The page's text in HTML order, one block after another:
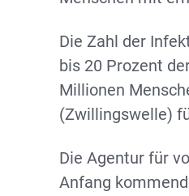
Die Zahl der
bis 20 Prozent
Millionen
(Zwillingswelle)
Die Agentur für
Anfang